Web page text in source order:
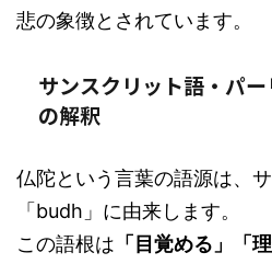
悲の象徴とされています。
サンスクリット語・パ
の解釈
仏陀という言葉の語源は、
「budh」に由来します。
この語根は 「目覚める」「